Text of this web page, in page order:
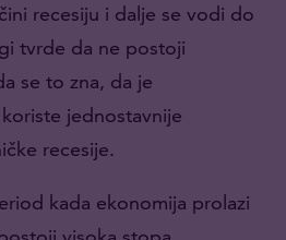
recesiju i dalje se vodi do
tvrde da ne postoji
se to zna, da je
jednostavnije
recesije.
kada ekonomija prolazi